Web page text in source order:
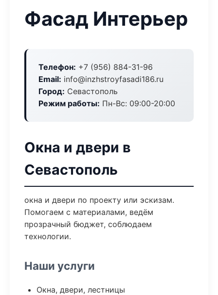
Фасад Интерьер
Телефон: +7 (956) 884-31-96
Email: info@inzhstroyfasadi186.ru
Город: Севастополь
Режим работы: Пн-Вс: 09:00-20:00
Окна и двери в
Севастополь
окна и двери по проекту или эскизам.
Помогаем с материалами, ведём
прозрачный бюджет, соблюдаем
технологии.
Наши услуги
Окна, двери, лестницы